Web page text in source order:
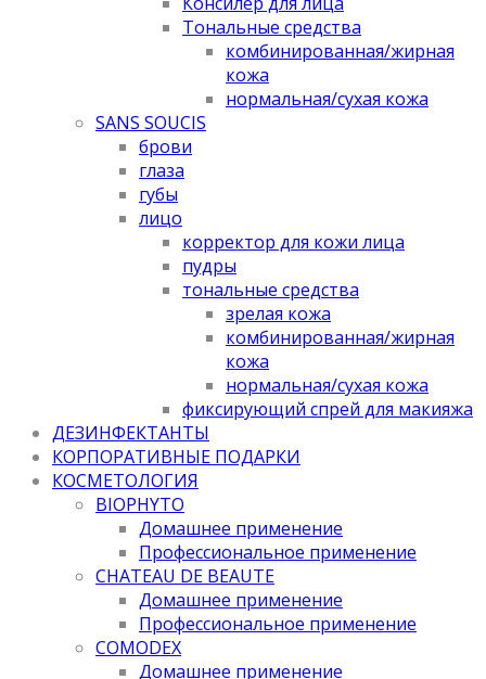
Тональные средства
комбинированная/жирная
кожа
нормальная/cухая кожа
SANS SOUCIS
брови
глаза
губы
лицо
корректор для кожи лица
пудры
тональные средства
зрелая кожа
комбинированная/жирная
кожа
нормальная/cухая кожа
фиксирующий спрей для макияжа
ДЕЗИНФЕКТАНТЫ
КОРПОРАТИВНЫЕ ПОДАРКИ
КОСМЕТОЛОГИЯ
BIOPHYTO
Домашнее применение
Профессиональное применение
CHATEAU DE BEAUTE
Домашнее применение
Профессиональное применение
COMODEX
Домашнее применение